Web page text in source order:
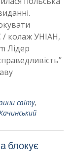
/ колаж УНІАН,
Лідер
світу,
блокує